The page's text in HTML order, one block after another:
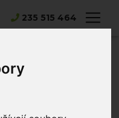
235 515 464